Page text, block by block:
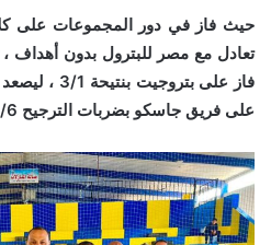
فاز على
على فريق جاسكو بضربات الترجيح 7/6.